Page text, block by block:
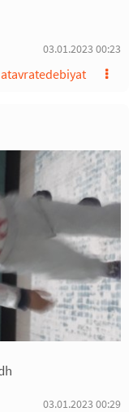
03.01.2023 00:23
atavratedebiyat
03.01.2023 00:29